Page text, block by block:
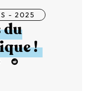
- 2025
du
!